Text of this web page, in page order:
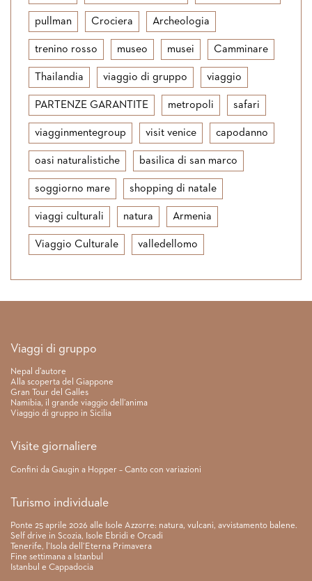
pullman Crociera Archeologia
trenino rosso museo musei Camminare
Thailandia viaggio di gruppo viaggio
PARTENZE GARANTITE metropoli safari
viagginmentegroup visit venice capodanno
oasi naturalistiche basilica di san marco
soggiorno mare shopping di natale
viaggi culturali natura Armenia
Viaggio Culturale valledellomo
Link rapidi
Viaggi di gruppo
Nepal d’autore
Alla scoperta del Giappone
Gran Tour del Galles
Namibia, il grande viaggio dell’anima
Viaggio di gruppo in Sicilia
Visite giornaliere
Confini da Gaugin a Hopper – Canto con variazioni
Turismo individuale
Ponte 25 aprile 2026 alle Isole Azzorre: natura, vulcani, avvistamento balene.
Self drive in Scozia, Isole Ebridi e Orcadi
Tenerife, l’Isola dell’Eterna Primavera
Fine settimana a Istanbul
Istanbul e Cappadocia